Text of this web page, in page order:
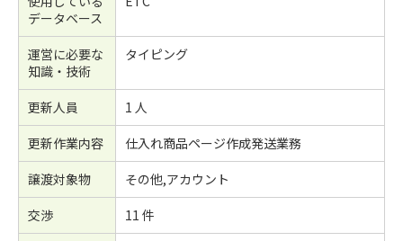
データベース
運営に必要な
知識・技術
タイピング
更新人員
1 人
更新作業内容
仕入れ商品ページ作成発送業務
譲渡対象物
その他,アカウント
交渉
11 件